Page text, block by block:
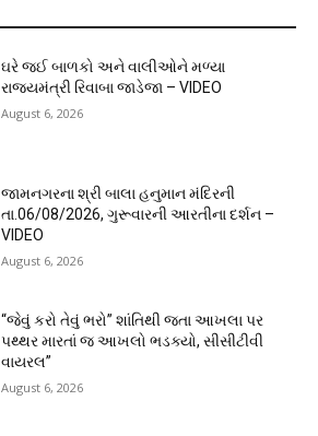
ઘરે જઈ બાળકો અને વાલીઓને મળ્યા
રાજ્યમંત્રી રિવાબા જાડેજા – VIDEO
August 6, 2026
જામનગરના શ્રી બાલા હનુમાન મંદિરની
તા.06/08/2026, ગુરૂવારની આરતીના દર્શન –
VIDEO
August 6, 2026
“જેવું કરો તેવું ભરો” શાંતિથી જતા આખલા પર
પથ્થર મારતાં જ આખલો ભડક્યો, સીસીટીવી
વાયરલ”
August 6, 2026